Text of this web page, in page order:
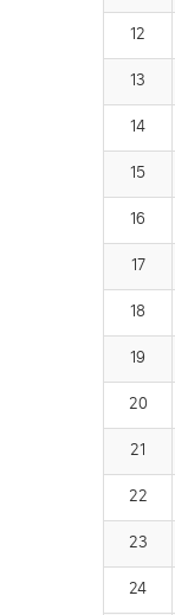
12
13
14
15
16
17
18
19
20
21
22
23
24